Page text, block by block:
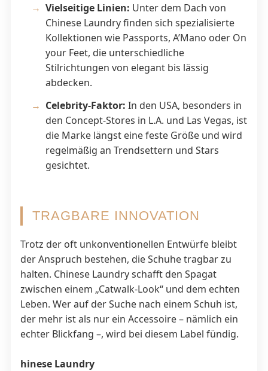
Vielseitige Linien: Unter dem Dach von
Chinese Laundry finden sich spezialisierte
Kollektionen wie Passports, A’Mano oder On
your Feet, die unterschiedliche
Stilrichtungen von elegant bis lässig
abdecken.
Celebrity-Faktor: In den USA, besonders in
den Concept-Stores in L.A. und Las Vegas, ist
die Marke längst eine feste Größe und wird
regelmäßig an Trendsettern und Stars
gesichtet.
TRAGBARE INNOVATION
Trotz der oft unkonventionellen Entwürfe bleibt
der Anspruch bestehen, die Schuhe tragbar zu
halten. Chinese Laundry schafft den Spagat
zwischen einem „Catwalk-Look“ und dem echten
Leben. Wer auf der Suche nach einem Schuh ist,
der mehr ist als nur ein Accessoire – nämlich ein
echter Blickfang –, wird bei diesem Label fündig.
hinese Laundry